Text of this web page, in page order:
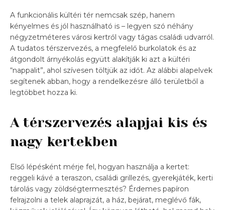
A funkcionális kültéri tér nemcsak szép, hanem
kényelmes és jól használható is – legyen szó néhány
négyzetméteres városi kertről vagy tágas családi udvarról.
A tudatos térszervezés, a megfelelő burkolatok és az
átgondolt árnyékolás együtt alakítják ki azt a kültéri
“nappalit”, ahol szívesen töltjük az időt. Az alábbi alapelvek
segítenek abban, hogy a rendelkezésre álló területből a
legtöbbet hozza ki.
A térszervezés alapjai kis és
nagy kertekben
Első lépésként mérje fel, hogyan használja a kertet:
reggeli kávé a teraszon, családi grillezés, gyerekjáték, kerti
tárolás vagy zöldségtermesztés? Érdemes papíron
felrajzolni a telek alaprajzát, a ház, bejárat, meglévő fák,